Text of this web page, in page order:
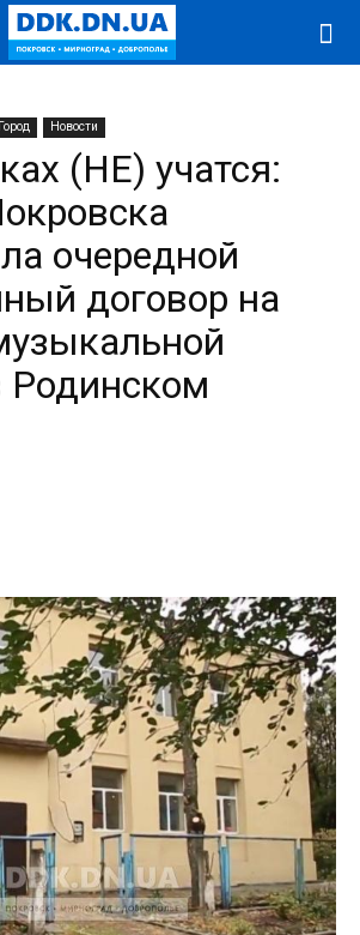
Город Новости
(НЕ) учатся:
очередной
договор на